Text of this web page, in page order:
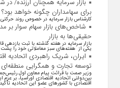
بازار سرمایه همچنان ارزنده/ در
برای سهامداران چگونه خواهد بود؟
کارشناس بازار سرمایه در خصوص روند حرکتی
شاخص‌های بازار سهام سوار بر
حقیقی‌ها به بازار
بازار سرمایه در هفته گذشته با ثبت بازدهی
یکی از هفته‌های سبز معاملاتی خود را
ایران، شریک راهبردی اتحادیه
توسعه تجارت و همگرایی منطقه‌ای
وزیر صمت با قرائت پیام معاون اول
بین‌دولتی اتحادیه اقتصادی اوراسیا، بر
اقتصادی با کشورهای عضو این اتحادیه